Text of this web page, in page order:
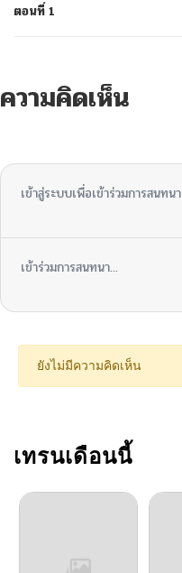
ตอนที่ 1
ความคิดเห็น
เข้าสู่ระบบเพื่อเข้าร่วมการสนทนา
เข้าร่วมการสนทนา...
ยังไม่มีความคิดเห็น
เทรนเดือนนี้